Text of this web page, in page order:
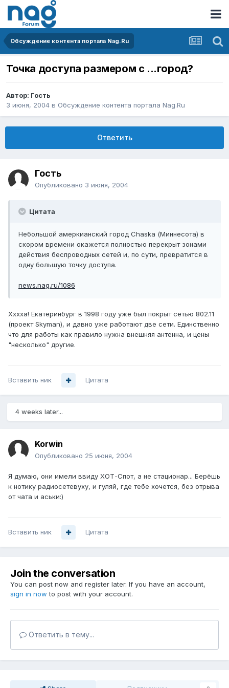
Обсуждение контента портала Nag.Ru
Точка доступа размером с ...город?
Автор: Гость
3 июня, 2004 в Обсуждение контента портала Nag.Ru
Ответить
Гость
Опубликовано 3 июня, 2004
Цитата
Небольшой амеркианский город Chaska (Миннесота) в
скором времени окажется полностью перекрыт зонами
действия беспроводных сетей и, по сути, превратится в
одну большую точку доступа.
news.nag.ru/1086
Хххха! Екатеринбург в 1998 году уже был покрыт сетью 802.11
(проект Skyman), и давно уже работают две сети. Единственно
что для работы как правило нужна внешняя антенна, и цены
"несколько" другие.
Вставить ник Цитата
4 weeks later...
Korwin
Опубликовано 25 июня, 2004
Я думаю, они имели ввиду ХОТ-Спот, а не стационар... Берёшь
к нотику радиосетевуху, и гуляй, где тебе хочется, без отрыва
от чата и аськи:)
Вставить ник Цитата
Join the conversation
You can post now and register later. If you have an account,
sign in now to post with your account.
Ответить в тему...